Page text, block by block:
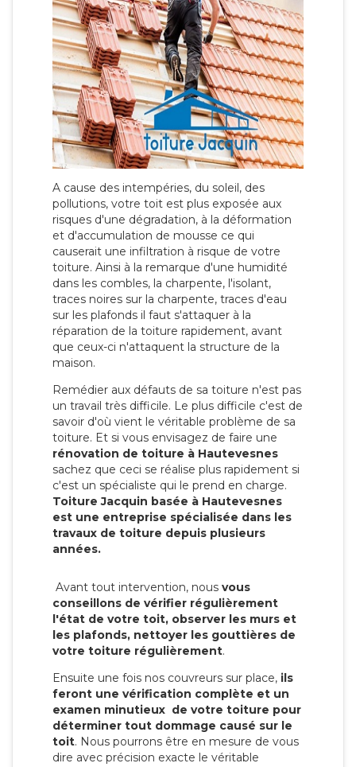
A cause des intempéries, du soleil, des
pollutions, votre toit est plus exposée aux
risques d'une dégradation, à la déformation
et d'accumulation de mousse ce qui
causerait une infiltration à risque de votre
toiture. Ainsi à la remarque d'une humidité
dans les combles, la charpente, l'isolant,
traces noires sur la charpente, traces d'eau
sur les plafonds il faut s'attaquer à la
réparation de la toiture rapidement, avant
que ceux-ci n'attaquent la structure de la
maison.
Remédier aux défauts de sa toiture n'est pas
un travail très difficile. Le plus difficile c'est de
savoir d'où vient le véritable problème de sa
toiture. Et si vous envisagez de faire une
rénovation de toiture à Hautevesnes
sachez que ceci se réalise plus rapidement si
c'est un spécialiste qui le prend en charge.
Toiture Jacquin basée à Hautevesnes
est une entreprise spécialisée dans les
travaux de toiture depuis plusieurs
années.
Avant tout intervention, nous vous
conseillons de vérifier régulièrement
l'état de votre toit, observer les murs et
les plafonds, nettoyer les gouttières de
votre toiture régulièrement.
Ensuite une fois nos couvreurs sur place, ils
feront une vérification complète et un
examen minutieux de votre toiture pour
déterminer tout dommage causé sur le
toit. Nous pourrons être en mesure de vous
dire avec précision exacte le véritable